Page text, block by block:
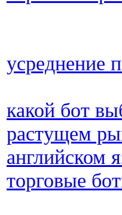
усреднение
какой бот
растущем
английском
торговые